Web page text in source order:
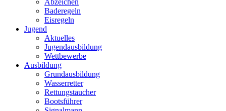
Abzeichen
Baderegeln
Eisregeln
Jugend
Aktuelles
Jugendausbildung
Wettbewerbe
Ausbildung
Grundausbildung
Wasserretter
Rettungstaucher
Bootsführer